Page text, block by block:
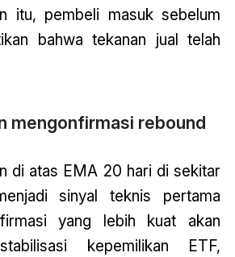
itu, pembeli masuk sebelum
bahwa tekanan jual telah
mengonfirmasi rebound
di atas EMA 20 hari di sekitar
sinyal teknis pertama
yang lebih kuat akan
kepemilikan ETF,